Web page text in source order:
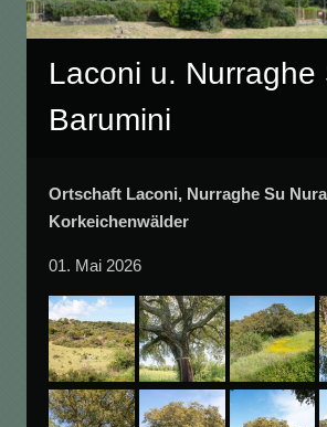
Laconi u. Nurraghe
Barumini
Ortschaft Laconi, Nurraghe Su
Korkeichenwälder
01. Mai 2026